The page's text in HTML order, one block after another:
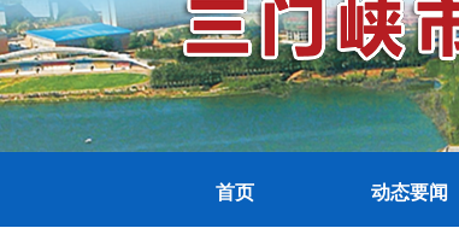
首页 动态要闻